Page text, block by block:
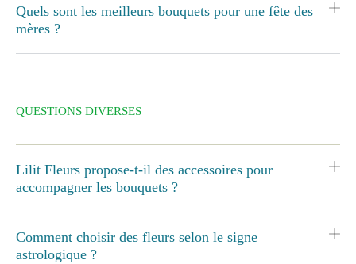
Quels sont les meilleurs bouquets pour une fête des
mères ?
QUESTIONS DIVERSES
Lilit Fleurs propose-t-il des accessoires pour
accompagner les bouquets ?
Comment choisir des fleurs selon le signe
astrologique ?